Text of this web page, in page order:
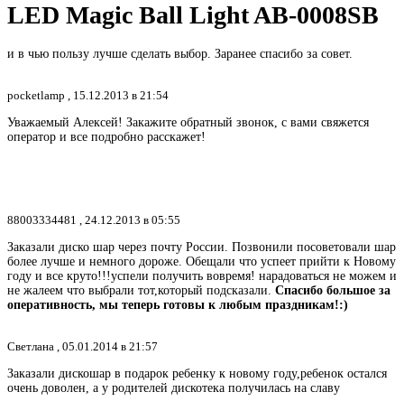
LED Magic Ball Light AB-0008SB
и в чью пользу лучше сделать выбор. Заранее спасибо за совет.
pocketlamp , 15.12.2013 в 21:54
Уважаемый Алексей! Закажите обратный звонок, с вами свяжется
оператор и все подробно расскажет!
88003334481 , 24.12.2013 в 05:55
Заказали диско шар через почту России. Позвонили посоветовали шар
более лучше и немного дороже. Обещали что успеет прийти к Новому
году и все круто!!!успели получить вовремя! нарадоваться не можем и
не жалеем что выбрали тот,который подсказали. Спасибо большое за
оперативность, мы теперь готовы к любым праздникам!:)
Светлана , 05.01.2014 в 21:57
Заказали дискошар в подарок ребенку к новому году,ребенок остался
очень доволен, а у родителей дискотека получилась на славу